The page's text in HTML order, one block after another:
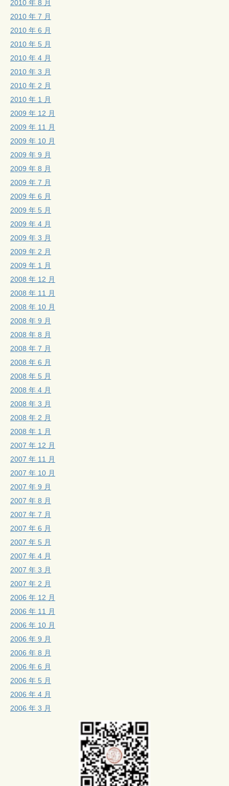
2010 年 8 月
2010 年 7 月
2010 年 6 月
2010 年 5 月
2010 年 4 月
2010 年 3 月
2010 年 2 月
2010 年 1 月
2009 年 12 月
2009 年 11 月
2009 年 10 月
2009 年 9 月
2009 年 8 月
2009 年 7 月
2009 年 6 月
2009 年 5 月
2009 年 4 月
2009 年 3 月
2009 年 2 月
2009 年 1 月
2008 年 12 月
2008 年 11 月
2008 年 10 月
2008 年 9 月
2008 年 8 月
2008 年 7 月
2008 年 6 月
2008 年 5 月
2008 年 4 月
2008 年 3 月
2008 年 2 月
2008 年 1 月
2007 年 12 月
2007 年 11 月
2007 年 10 月
2007 年 9 月
2007 年 8 月
2007 年 7 月
2007 年 6 月
2007 年 5 月
2007 年 4 月
2007 年 3 月
2007 年 2 月
2006 年 12 月
2006 年 11 月
2006 年 10 月
2006 年 9 月
2006 年 8 月
2006 年 6 月
2006 年 5 月
2006 年 4 月
2006 年 3 月